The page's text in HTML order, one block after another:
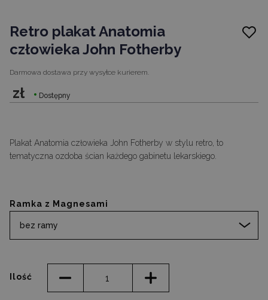
Retro plakat Anatomia
człowieka John Fotherby
Darmowa dostawa przy wysyłce kurierem.
zł Dostępny
Plakat Anatomia człowieka John Fotherby w stylu retro, to
tematyczna ozdoba ścian każdego gabinetu lekarskiego.
Ramka z Magnesami
bez ramy
Ilość